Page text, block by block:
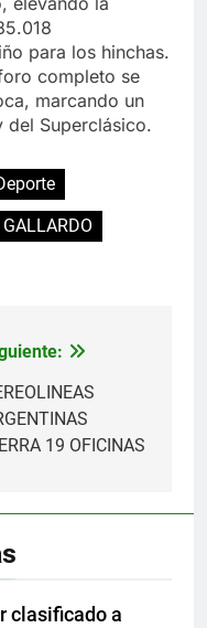
para los hinchas.
completo se
marcando un
del Superclásico.
19 OFICINAS
clasificado a